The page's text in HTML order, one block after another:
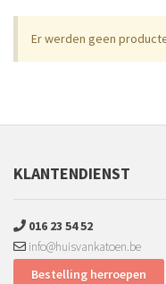
Er werden geen
KLANTENDIENST
016 23 54 52
info@huisvankatoen.be
Bestelling herroepen